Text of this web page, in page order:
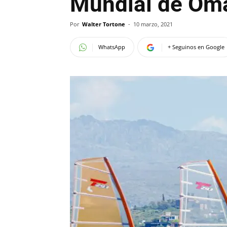
Por Walter Tortone - 10 marzo, 2021
WhatsApp + Seguinos en Google